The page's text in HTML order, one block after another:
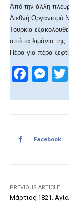
Από την άλλη
Διεθνή Οργανισμό
Τουρκία
από τα λιμάνια της.
Πέρα για πέρα
F
c
b
k
M
ss
n
Facebook
PREVIOUS ARTICLE
Μάρτιος 1821.